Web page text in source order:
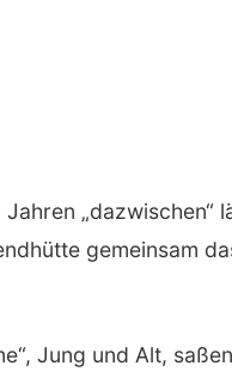
„dazwischen“
gemeinsam
Jung und Alt,